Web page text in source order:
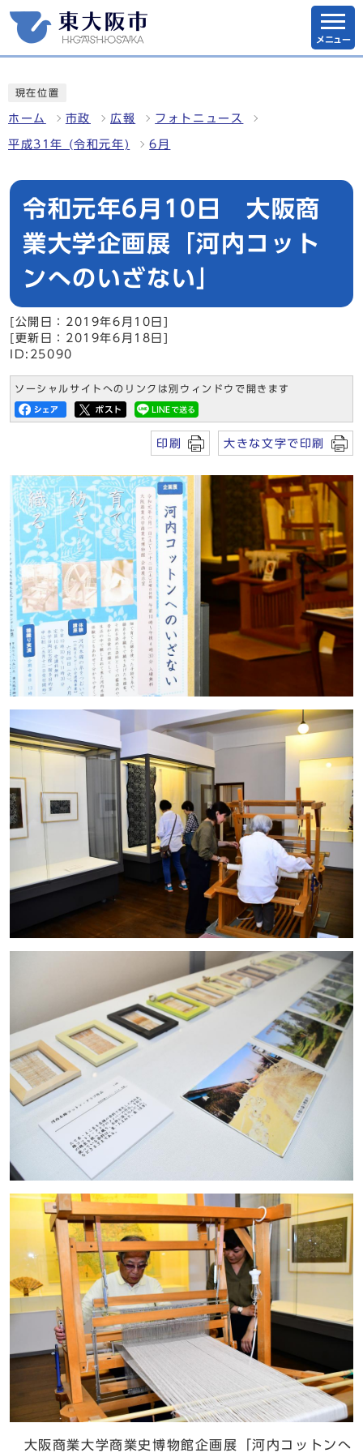
メニュー
現在位置
ホーム 市政 広報 フォトニュース
平成31年 (令和元年) 6月
令和元年6月10日 大阪商
業大学企画展「河内コット
ンへのいざない」
[公開日：2019年6月10日]
[更新日：2019年6月18日]
ID:25090
ソーシャルサイトへのリンクは別ウィンドウで開きます
印刷 大きな文字で印刷
大阪商業大学商業史博物館企画展「河内コットンへ